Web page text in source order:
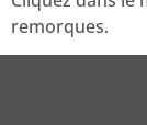
remorques.